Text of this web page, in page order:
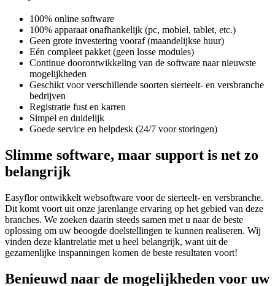
100% online software
100% apparaat onafhankelijk (pc, mobiel, tablet, etc.)
Geen grote investering vooraf (maandelijkse huur)
Eén compleet pakket (geen losse modules)
Continue doorontwikkeling van de software naar nieuwste
mogelijkheden
Geschikt voor verschillende soorten sierteelt- en versbranche
bedrijven
Registratie fust en karren
Simpel en duidelijk
Goede service en helpdesk (24/7 voor storingen)
Slimme software, maar support is net zo
belangrijk
Easyflor ontwikkelt websoftware voor de sierteelt- en versbranche.
Dit komt voort uit onze jarenlange ervaring op het gebied van deze
branches. We zoeken daarin steeds samen met u naar de beste
oplossing om uw beoogde doelstellingen te kunnen realiseren. Wij
vinden deze klantrelatie met u heel belangrijk, want uit de
gezamenlijke inspanningen komen de beste resultaten voort!
Benieuwd naar de mogelijkheden voor uw